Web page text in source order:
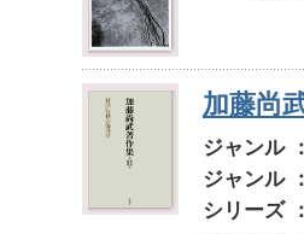
加藤尚
ジャンル
ジャンル
シリーズ